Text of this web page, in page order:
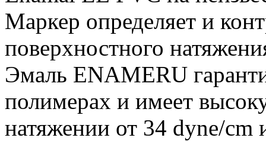
Маркер определяет и
поверхностного
Эмаль ENAMERU
полимерах и имеет
натяжении от 34 dyne/